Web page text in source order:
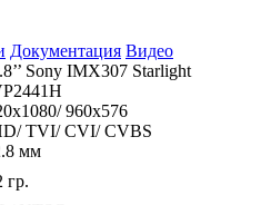
Документация Видео
Sony IMX307 Starlight
960х576
TVI/ CVI/ CVBS
мм
гр.